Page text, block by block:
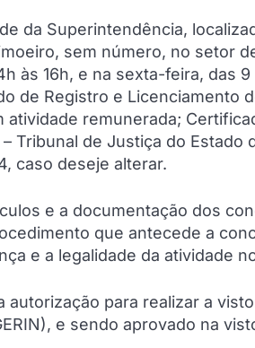
da Superintendência,
sem número, no setor
às 16h, e na sexta-feira, das
de Registro e Licenciamento
atividade remunerada;
Tribunal de Justiça do Estado
caso deseje alterar.
e a documentação dos
que antecede a
e a legalidade da atividade
para realizar a
e sendo aprovado na